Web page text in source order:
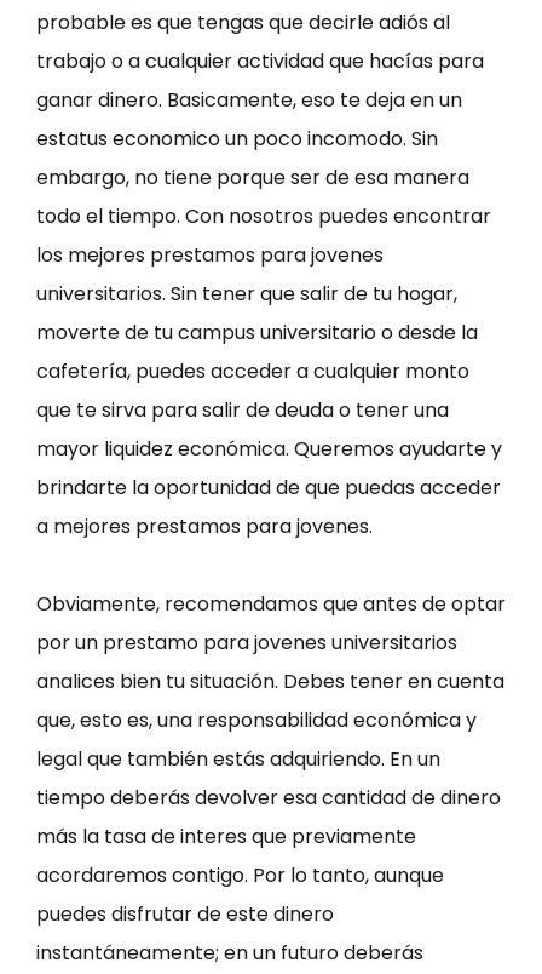
probable es que tengas que decirle adiós al
trabajo o a cualquier actividad que hacías para
ganar dinero. Basicamente, eso te deja en un
estatus economico un poco incomodo. Sin
embargo, no tiene porque ser de esa manera
todo el tiempo. Con nosotros puedes encontrar
los mejores prestamos para jovenes
universitarios. Sin tener que salir de tu hogar,
moverte de tu campus universitario o desde la
cafetería, puedes acceder a cualquier monto
que te sirva para salir de deuda o tener una
mayor liquidez económica. Queremos ayudarte y
brindarte la oportunidad de que puedas acceder
a mejores prestamos para jovenes.
Obviamente, recomendamos que antes de optar
por un prestamo para jovenes universitarios
analices bien tu situación. Debes tener en cuenta
que, esto es, una responsabilidad económica y
legal que también estás adquiriendo. En un
tiempo deberás devolver esa cantidad de dinero
más la tasa de interes que previamente
acordaremos contigo. Por lo tanto, aunque
puedes disfrutar de este dinero
instantáneamente; en un futuro deberás